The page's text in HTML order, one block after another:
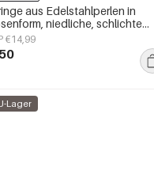
aus Edelstahlperlen in
niedliche, schlichte
Serie, Damenschmuck
€14,99
Lager